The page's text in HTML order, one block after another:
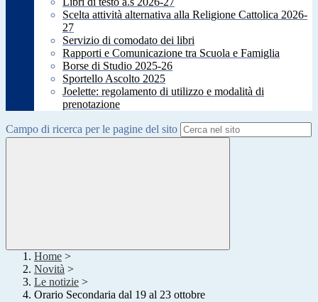
Scelta attività alternativa alla Religione Cattolica 2026-
27
Servizio di comodato dei libri
Rapporti e Comunicazione tra Scuola e Famiglia
Borse di Studio 2025-26
Sportello Ascolto 2025
Joelette: regolamento di utilizzo e modalità di
prenotazione
Campo di ricerca per le pagine del sito
Home >
Novità >
Le notizie >
Orario Secondaria dal 19 al 23 ottobre